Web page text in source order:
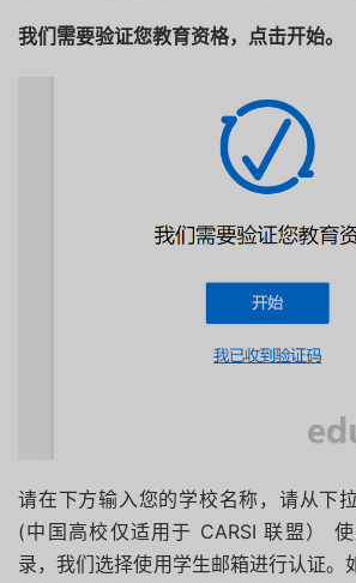
我们需要验证您教育资格，点击开始。
请在下方输入您的学校名称，请从下
(中国高校仅适用于 CARSI 联盟）
录，我们选择使用学生邮箱进行认证。